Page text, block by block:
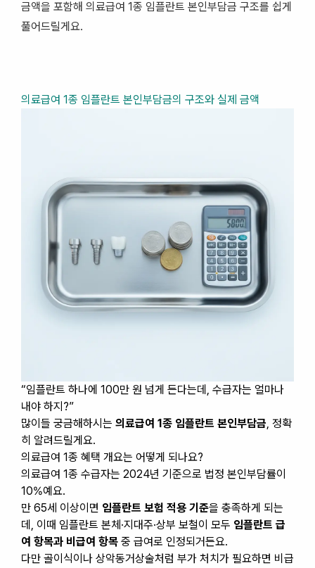
금액을 포함해 의료급여 1종 임플란트 본인부담금 구조를 쉽게
풀어드릴게요.
의료급여 1종 임플란트 본인부담금의 구조와 실제 금액
“임플란트 하나에 100만 원 넘게 든다는데, 수급자는 얼마나
내야 하지?”
많이들 궁금해하시는 의료급여 1종 임플란트 본인부담금, 정확
히 알려드릴게요.
의료급여 1종 혜택 개요는 어떻게 되나요?
의료급여 1종 수급자는 2024년 기준으로 법정 본인부담률이
10%예요.
만 65세 이상이면 임플란트 보험 적용 기준을 충족하게 되는
데, 이때 임플란트 본체·지대주·상부 보철이 모두 임플란트 급
여 항목과 비급여 항목 중 급여로 인정되거든요.
다만 골이식이나 상악동거상술처럼 부가 처치가 필요하면 비급